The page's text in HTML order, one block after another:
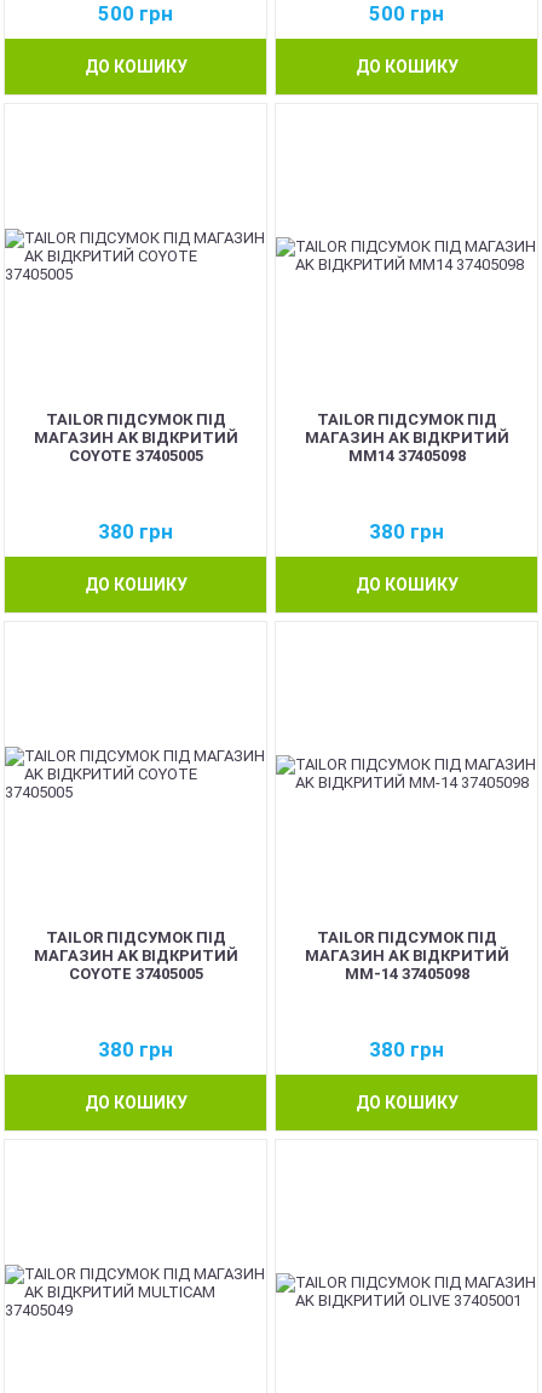
500 грн
ДО КОШИКУ
500 грн
ДО КОШИКУ
TAILOR ПІДСУМОК ПІД
МАГАЗИН AK ВІДКРИТИЙ
COYOTE 37405005
380 грн
ДО КОШИКУ
TAILOR ПІДСУМОК ПІД
МАГАЗИН AK ВІДКРИТИЙ
MM14 37405098
380 грн
ДО КОШИКУ
TAILOR ПІДСУМОК ПІД
МАГАЗИН AK ВІДКРИТИЙ
COYOTE 37405005
380 грн
ДО КОШИКУ
TAILOR ПІДСУМОК ПІД
МАГАЗИН AK ВІДКРИТИЙ
ММ-14 37405098
380 грн
ДО КОШИКУ